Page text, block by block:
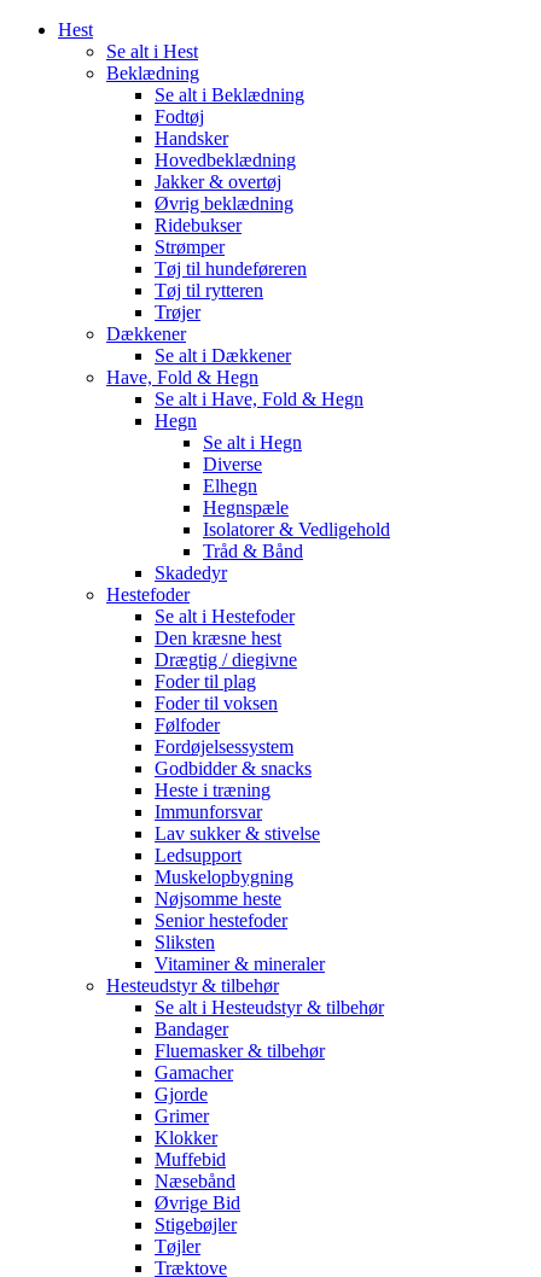
Hest
Se alt i Hest
Beklædning
Se alt i Beklædning
Fodtøj
Handsker
Hovedbeklædning
Jakker & overtøj
Øvrig beklædning
Ridebukser
Strømper
Tøj til hundeføreren
Tøj til rytteren
Trøjer
Dækkener
Se alt i Dækkener
Have, Fold & Hegn
Se alt i Have, Fold & Hegn
Hegn
Se alt i Hegn
Diverse
Elhegn
Hegnspæle
Isolatorer & Vedligehold
Tråd & Bånd
Skadedyr
Hestefoder
Se alt i Hestefoder
Den kræsne hest
Drægtig / diegivne
Foder til plag
Foder til voksen
Følfoder
Fordøjelsessystem
Godbidder & snacks
Heste i træning
Immunforsvar
Lav sukker & stivelse
Ledsupport
Muskelopbygning
Nøjsomme heste
Senior hestefoder
Sliksten
Vitaminer & mineraler
Hesteudstyr & tilbehør
Se alt i Hesteudstyr & tilbehør
Bandager
Fluemasker & tilbehør
Gamacher
Gjorde
Grimer
Klokker
Muffebid
Næsebånd
Øvrige Bid
Stigebøjler
Tøjler
Træktove